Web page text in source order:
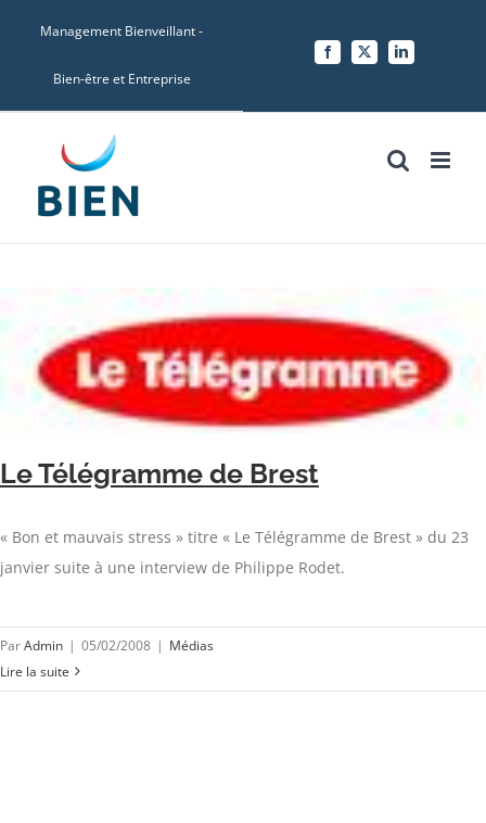
Management Bienveillant -
Bien-être et Entreprise
Facebook
X LinkedIn
Le Télégramme de Brest
« Bon et mauvais stress » titre « Le Télégramme de Brest » du 23
janvier suite à une interview de Philippe Rodet.
ParAdmin | 05/02/2008 | Médias
Lire la suite